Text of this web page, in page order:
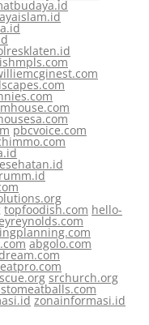
pbcvoice.com
topfoodish.com hello-
abgolo.com
srchurch.org
zonainformasi.id